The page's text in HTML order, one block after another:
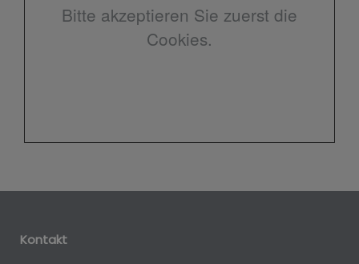
Bitte akzeptieren Sie zuerst die
Cookies.
Kontakt